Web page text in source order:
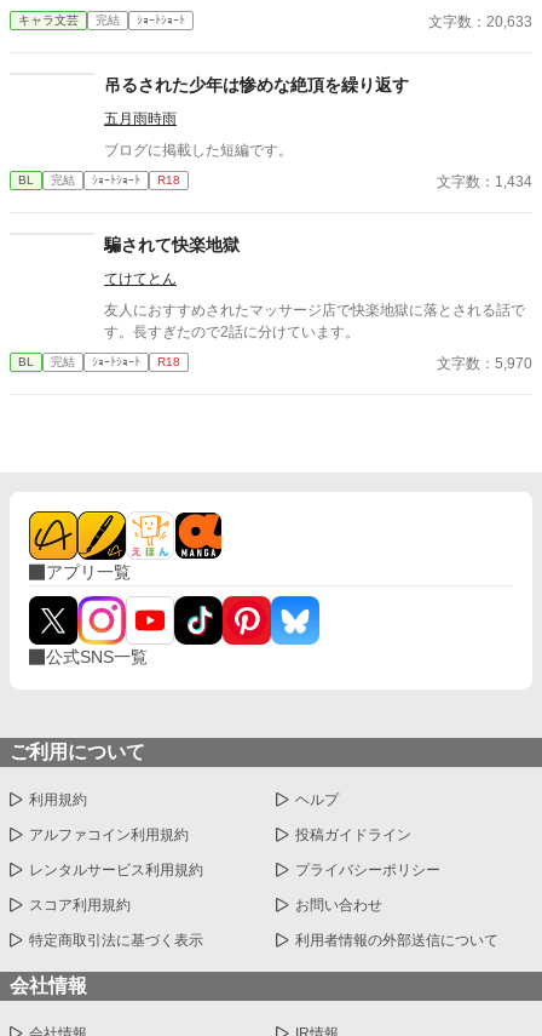
びに、自分の知らなかった感情と快楽を知る。それは、上司とし
ずっと榊だけを見つめ続けてきた、静かな執着がある。 「俺、前
から思ってたんです。 あなたが誰かに“支配される”ところ、き
ることで初めて“生きている”と感じてしまう――。 上司と部下、
立場も理性も、すべてが絡み合うオフィスの夜。 秘密の扉を開け
いう名の支配に沈んでいく物語。
です。 恋愛要素などは一切ありません。 密着病院24時！的な感
じです。 人物像などは表記していない為、読者様のご想像にお任
ください。 歯科以外の医療知識はそこまで詳しくないのですみま
せんがご了承ください。
キャラ文芸 完結 ｼｮｰﾄｼｮｰﾄ 文字数：20,633
吊るされた少年は惨めな絶頂を繰り返す
五月雨時雨
ブログに掲載した短編です。
BL 完結 ｼｮｰﾄｼｮｰﾄ R18 文字数：1,434
騙されて快楽地獄
てけてとん
友人におすすめされたマッサージ店で快楽地獄に落とされる話で
す。長すぎたので2話に分けています。
BL 完結 ｼｮｰﾄｼｮｰﾄ R18 文字数：5,970
アプリ一覧
公式SNS一覧
ご利用について
利用規約 ヘルプ
アルファコイン利用規約 投稿ガイドライン
レンタルサービス利用規約 プライバシーポリシー
スコア利用規約 お問い合わせ
特定商取引法に基づく表示 利用者情報の外部送信について
会社情報